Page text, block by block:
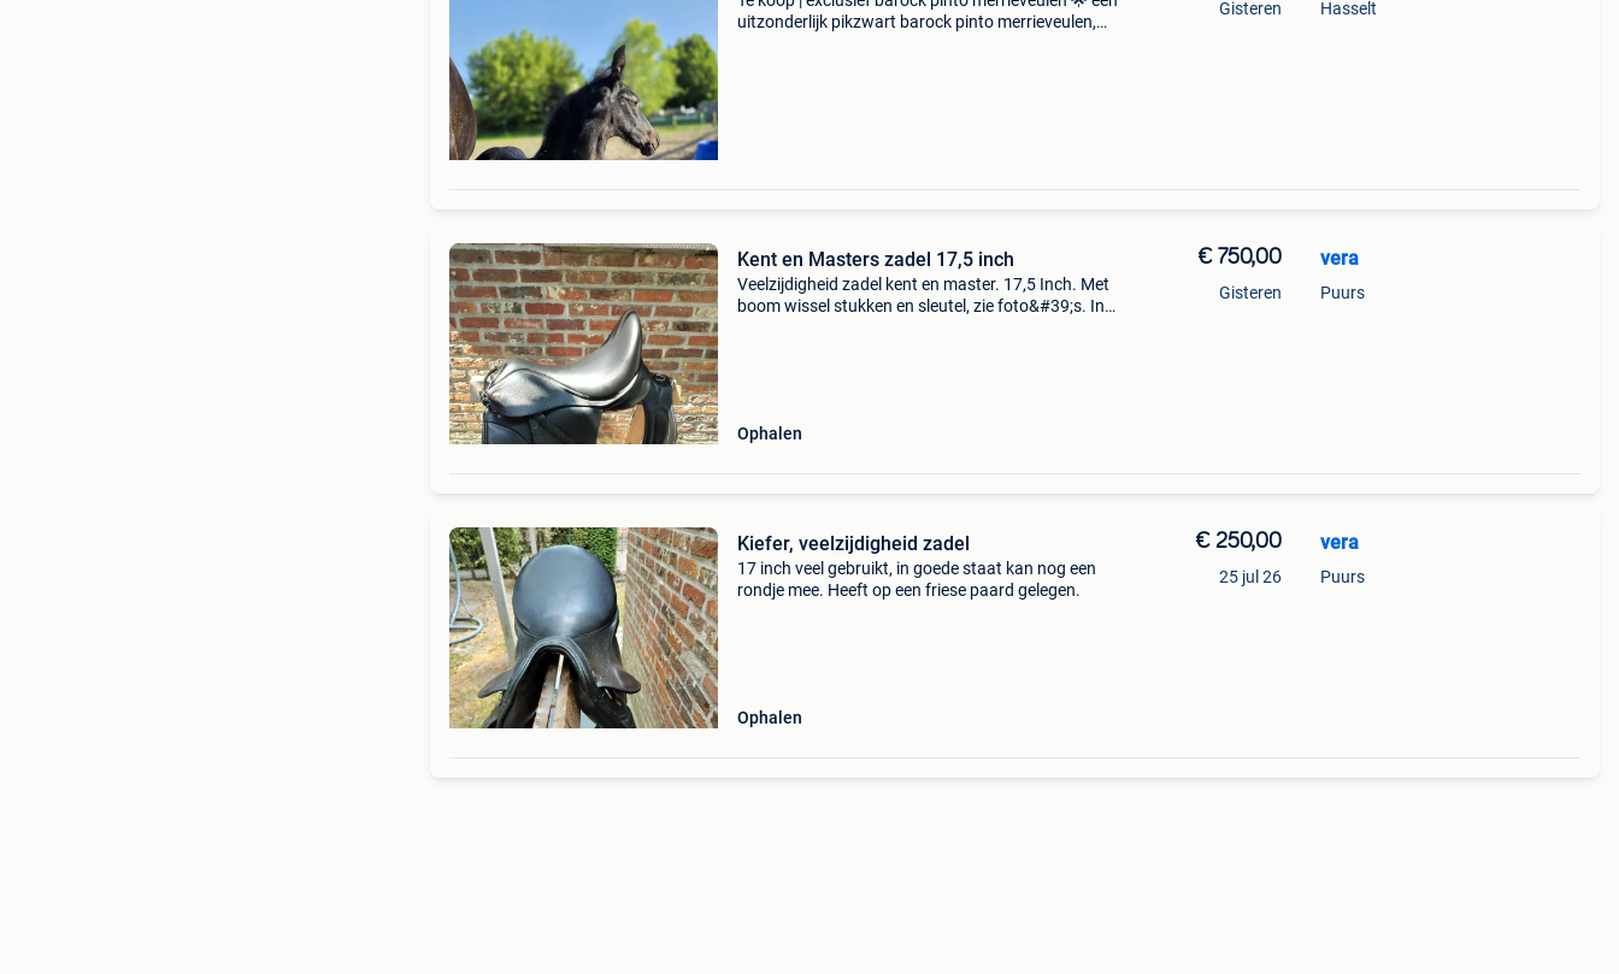
uitzonderlijk pikzwart barock pinto merrieveulen,
Gisteren Hasselt
Kent en Masters zadel 17,5 inch
Veelzijdigheid zadel kent en master. 17,5 Inch. Met
boom wissel stukken en sleutel, zie foto&#39;s. Inc
Ophalen
€ 750,00
Gisteren
vera
Puurs
Kiefer, veelzijdigheid zadel
17 inch veel gebruikt, in goede staat kan nog een
rondje mee. Heeft op een friese paard gelegen.
Ophalen
€ 250,00
25 jul 26
vera
Puurs